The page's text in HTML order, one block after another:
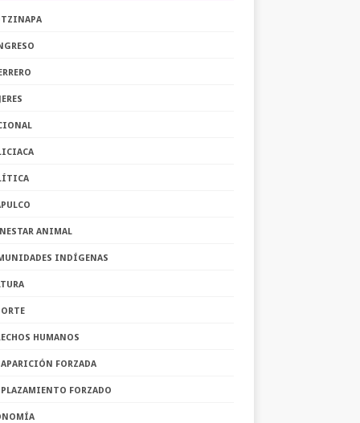
ANIMAL
INDÍGENAS
HUMANOS
FORZADA
FORZADO